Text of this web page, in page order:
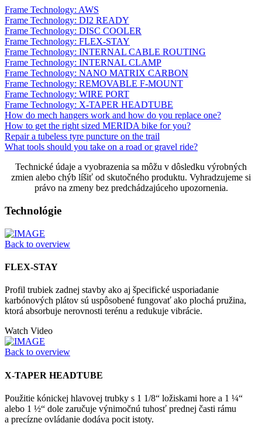
Frame Technology: AWS
Frame Technology: DI2 READY
Frame Technology: DISC COOLER
Frame Technology: FLEX-STAY
Frame Technology: INTERNAL CABLE ROUTING
Frame Technology: INTERNAL CLAMP
Frame Technology: NANO MATRIX CARBON
Frame Technology: REMOVABLE F-MOUNT
Frame Technology: WIRE PORT
Frame Technology: X-TAPER HEADTUBE
How do mech hangers work and how do you replace one?
How to get the right sized MERIDA bike for you?
Repair a tubeless tyre puncture on the trail
What tools should you take on a road or gravel ride?
Technické údaje a vyobrazenia sa môžu v dôsledku výrobných
zmien alebo chýb líšiť od skutočného produktu. Vyhradzujeme si
právo na zmeny bez predchádzajúceho upozornenia.
Technológie
Back to overview
FLEX-STAY
Profil trubiek zadnej stavby ako aj špecifické usporiadanie
karbónových plátov sú uspôsobené fungovať ako plochá pružina,
ktorá absorbuje nerovnosti terénu a redukuje vibrácie.
Watch Video
Back to overview
X-TAPER HEADTUBE
Použitie kónickej hlavovej trubky s 1 1/8“ ložiskami hore a 1 ¼“
alebo 1 ½“ dole zaručuje výnimočnú tuhosť prednej časti rámu
a precízne ovládanie dodáva pocit istoty.